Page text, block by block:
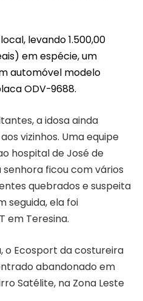
levando 1.500,00
em espécie, um
automóvel modelo
ODV-9688.
a idosa ainda
vizinhos. Uma equipe
hospital de José de
senhora ficou com vários
quebrados e suspeita
seguida, ela foi
em Teresina.
o Ecosport da costureira
abandonado em
Satélite, na Zona Leste